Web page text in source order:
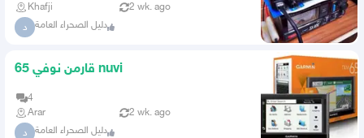
Khafji
2 wk. ago
د دليل الصحراء العامة
قارمن نوفي 65 nuvi
4
Arar
2 wk. ago
د دليل الصحراء العامة